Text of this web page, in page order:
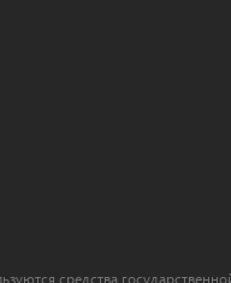
средства